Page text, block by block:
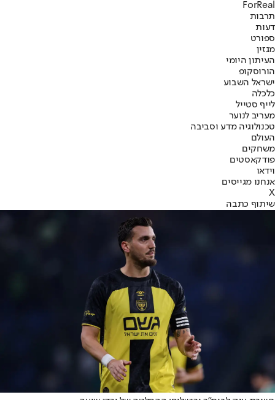
ForReal
תרבות
דעות
ספורט
מגזין
העיתון היומי
הורוסקופ
ישראל השבוע
כלכלה
לייף סטייל
מעריב לנוער
טכנולוגיה מדע וסביבה
העולם
משחקים
פודקאסטים
וידאו
אנחנו מגייסים
X
שיתוף כתבה